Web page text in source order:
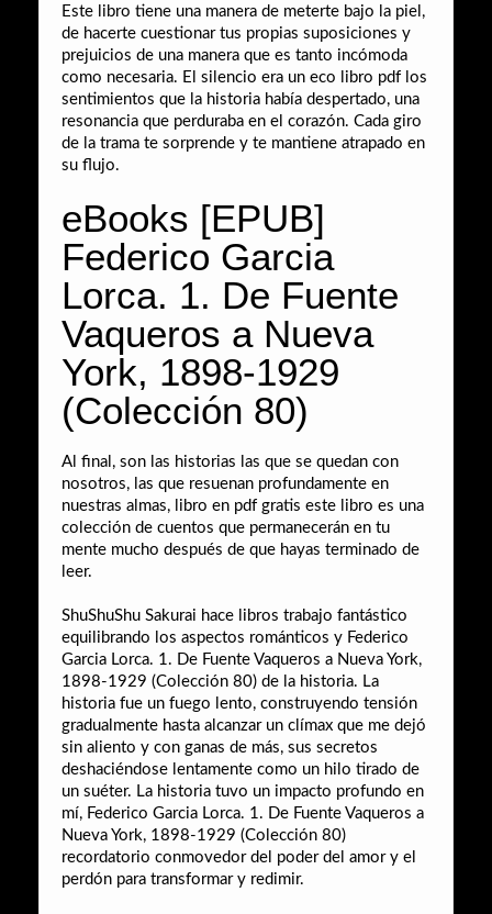
Este libro tiene una manera de meterte bajo la piel,
de hacerte cuestionar tus propias suposiciones y
prejuicios de una manera que es tanto incómoda
como necesaria. El silencio era un eco libro pdf los
sentimientos que la historia había despertado, una
resonancia que perduraba en el corazón. Cada giro
de la trama te sorprende y te mantiene atrapado en
su flujo.
eBooks [EPUB]
Federico Garcia
Lorca. 1. De Fuente
Vaqueros a Nueva
York, 1898-1929
(Colección 80)
Al final, son las historias las que se quedan con
nosotros, las que resuenan profundamente en
nuestras almas, libro en pdf gratis este libro es una
colección de cuentos que permanecerán en tu
mente mucho después de que hayas terminado de
leer.
ShuShuShu Sakurai hace libros trabajo fantástico
equilibrando los aspectos románticos y Federico
Garcia Lorca. 1. De Fuente Vaqueros a Nueva York,
1898-1929 (Colección 80) de la historia. La
historia fue un fuego lento, construyendo tensión
gradualmente hasta alcanzar un clímax que me dejó
sin aliento y con ganas de más, sus secretos
deshaciéndose lentamente como un hilo tirado de
un suéter. La historia tuvo un impacto profundo en
mí, Federico Garcia Lorca. 1. De Fuente Vaqueros a
Nueva York, 1898-1929 (Colección 80)
recordatorio conmovedor del poder del amor y el
perdón para transformar y redimir.